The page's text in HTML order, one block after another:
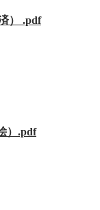
） .pdf
）.pdf